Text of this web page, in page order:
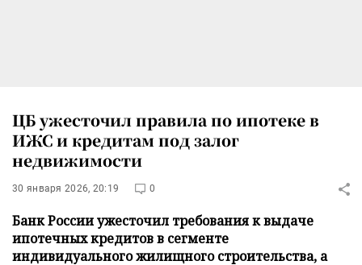
ЦБ ужесточил правила по ипотеке в
ИЖС и кредитам под залог
недвижимости
30 января 2026, 20:19 0
Банк России ужесточил требования к выдаче
ипотечных кредитов в сегменте
индивидуального жилищного строительства, а